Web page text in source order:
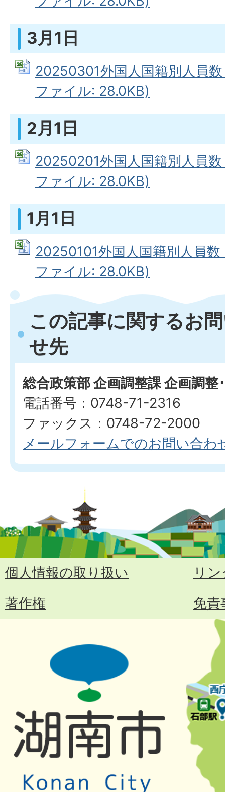
3月1日
20250301外国人国籍別人員
ファイル: 28.0KB)
2月1日
20250201外国人国籍別人員
ファイル: 28.0KB)
1月1日
20250101外国人国籍別人員
ファイル: 28.0KB)
この記事に関するお
せ先
総合政策部 企画調整課 企画調整
電話番号：0748-71-2316
ファックス：0748-72-2000
メールフォームでのお問い合わ
個人情報の取り扱い
リ
著作権
免責